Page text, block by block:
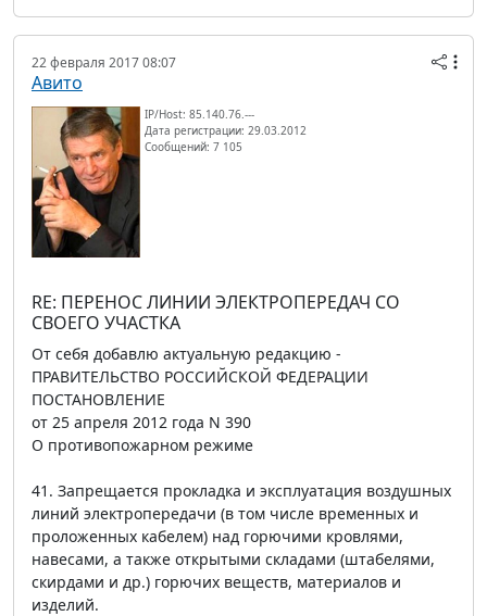
22 февраля 2017 08:07
Авито
IP/Host: 85.140.76.---
Дата регистрации: 29.03.2012
Сообщений: 7 105
RE: ПЕРЕНОС ЛИНИИ ЭЛЕКТРОПЕРЕДАЧ СО
СВОЕГО УЧАСТКА
От себя добавлю актуальную редакцию -
ПРАВИТЕЛЬСТВО РОССИЙСКОЙ ФЕДЕРАЦИИ
ПОСТАНОВЛЕНИЕ
от 25 апреля 2012 года N 390
О противопожарном режиме
41. Запрещается прокладка и эксплуатация воздушных
линий электропередачи (в том числе временных и
проложенных кабелем) над горючими кровлями,
навесами, а также открытыми складами (штабелями,
скирдами и др.) горючих веществ, материалов и
изделий.